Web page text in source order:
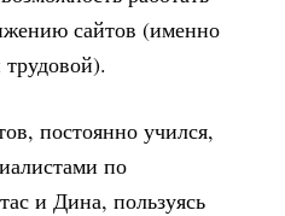
сайтов (именно
трудовой).
постоянно учился,
по
и Дина, пользуясь